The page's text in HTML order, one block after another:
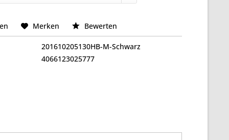
Merken Bewerten
201610205130HB-M-Schwarz
4066123025777